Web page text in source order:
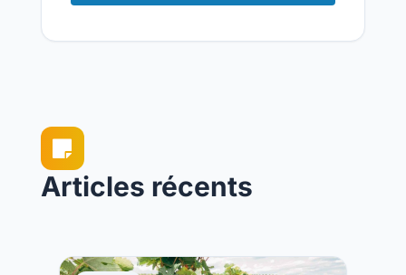

Articles récents